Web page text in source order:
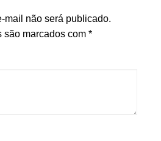
mail não será publicado.
são marcados com *